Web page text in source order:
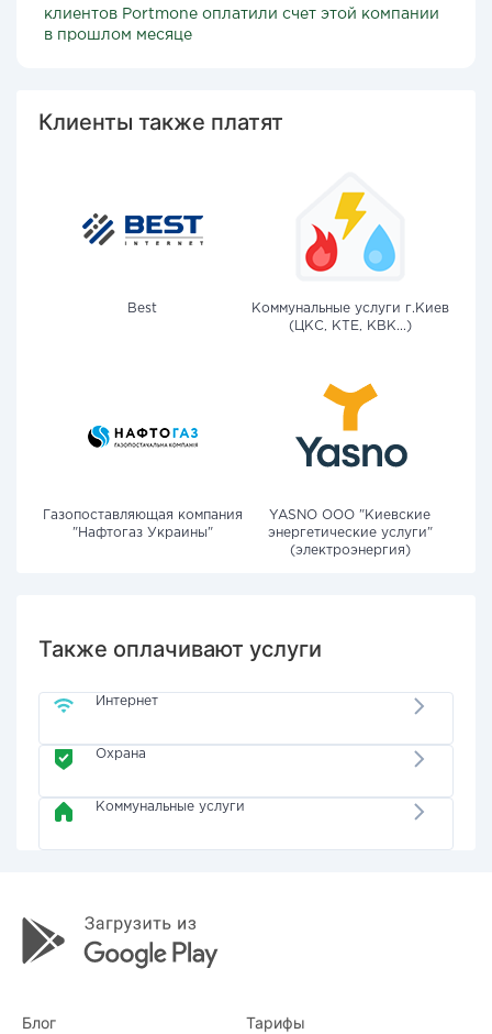
клиентов Portmone оплатили счет этой компании
в прошлом месяце
Клиенты также платят
Best
Коммунальные услуги г.Киев
(ЦКС, КТЕ, КВК...)
Газопоставляющая компания
"Нафтогаз Украины"
YASNO OOO "Киевские
энергетические услуги"
(электроэнергия)
Также оплачивают услуги
Интернет
Охрана
Коммунальные услуги
Блог Тарифы